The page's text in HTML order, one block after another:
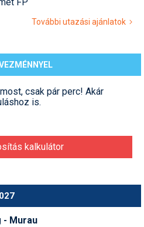
További utazási ajánlatok
csak pár perc! Akár
is.
kalkulátor
- Murau